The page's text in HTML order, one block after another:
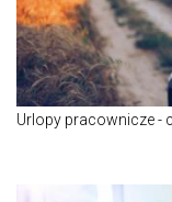
Urlopy pracownicze -